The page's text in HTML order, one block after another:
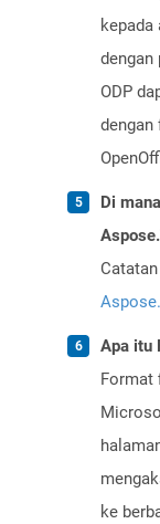
dengan
ODP
dengan
Di
Apa itu
Format
ke